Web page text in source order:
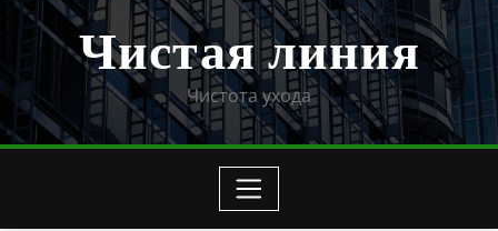
Чистая линия
Чистота ухода